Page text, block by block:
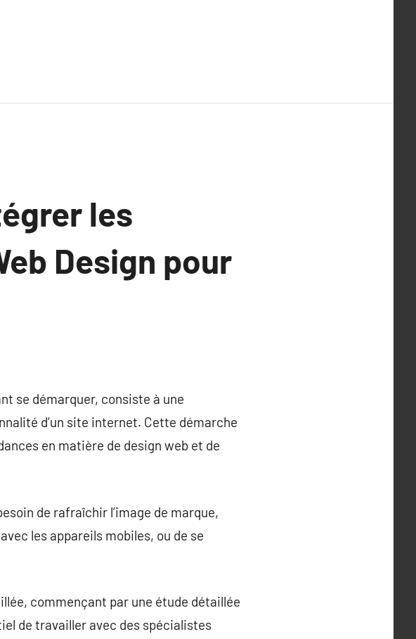
les
Design pour
se démarquer, consiste à une
d’un site internet. Cette démarche
en matière de design web et de
de rafraîchir l’image de marque,
les appareils mobiles, ou de se
commençant par une étude détaillée
de travailler avec des spécialistes